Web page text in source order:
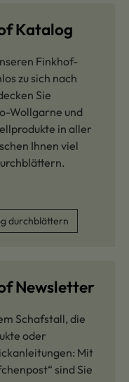
Katalog
Finkhof-
zu sich nach
Sie
Wollgarne und
in aller
Ihnen viel
durchblättern
Newsletter
Schafstall, die
oder
Mit
sind Sie